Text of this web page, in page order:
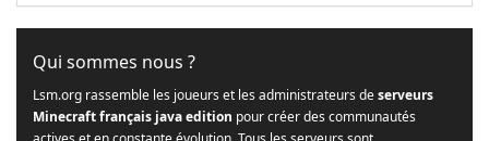
Qui sommes nous ?
Lsm.org rassemble les joueurs et les administrateurs deserveurs
Minecraft français java edition pour créer des communautés